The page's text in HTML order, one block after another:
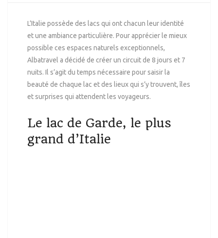
L’Italie possède des lacs qui ont chacun leur identité
et une ambiance particulière. Pour apprécier le mieux
possible ces espaces naturels exceptionnels,
Albatravel a décidé de créer un circuitde 8 jours et 7
nuits. Il s’agit du temps nécessaire pour saisir la
beauté de chaque lac et des lieux qui s’y trouvent, îles
et surprises qui attendent les voyageurs.
Le lac de Garde, le plus
grand d’Italie